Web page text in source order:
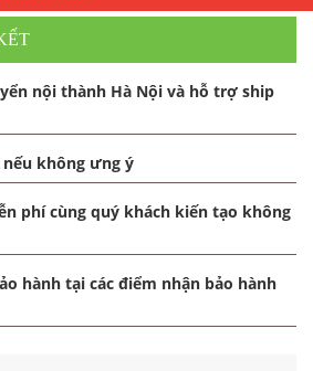
nội thành Hà Nội và hỗ trợ ship
không ưng ý
phí cùng quý khách kiến tạo không
hành tại các điểm nhận bảo hành